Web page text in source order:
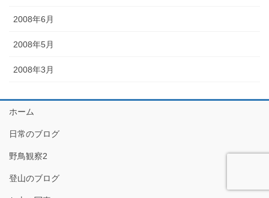
2008年6月
2008年5月
2008年3月
ホーム
日常のブログ
野鳥観察2
登山のブログ